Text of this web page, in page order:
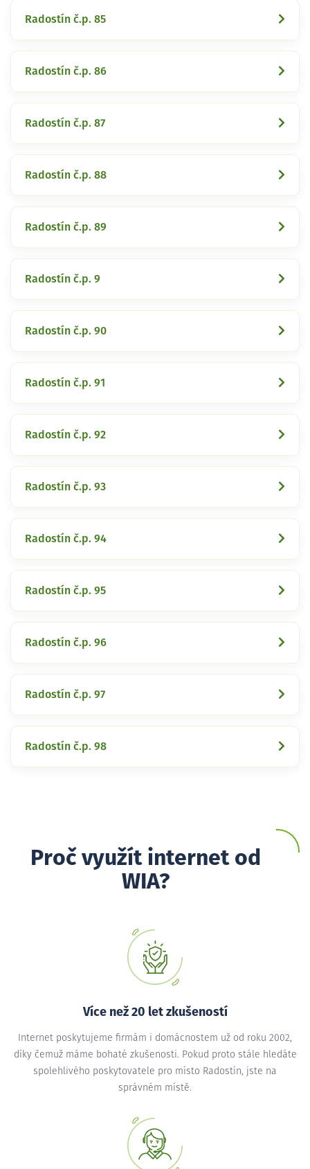
Radostín č.p. 85
Radostín č.p. 86
Radostín č.p. 87
Radostín č.p. 88
Radostín č.p. 89
Radostín č.p. 9
Radostín č.p. 90
Radostín č.p. 91
Radostín č.p. 92
Radostín č.p. 93
Radostín č.p. 94
Radostín č.p. 95
Radostín č.p. 96
Radostín č.p. 97
Radostín č.p. 98
Proč využít internet od
WIA?
Více než 20 let zkušeností
Internet poskytujeme firmám i domácnostem už od roku 2002,
díky čemuž máme bohaté zkušenosti. Pokud proto stále hledáte
spolehlivého poskytovatele pro místo Radostín, jste na
správném místě.